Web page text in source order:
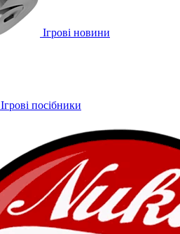
Ігрові новини
Ігрові посібники